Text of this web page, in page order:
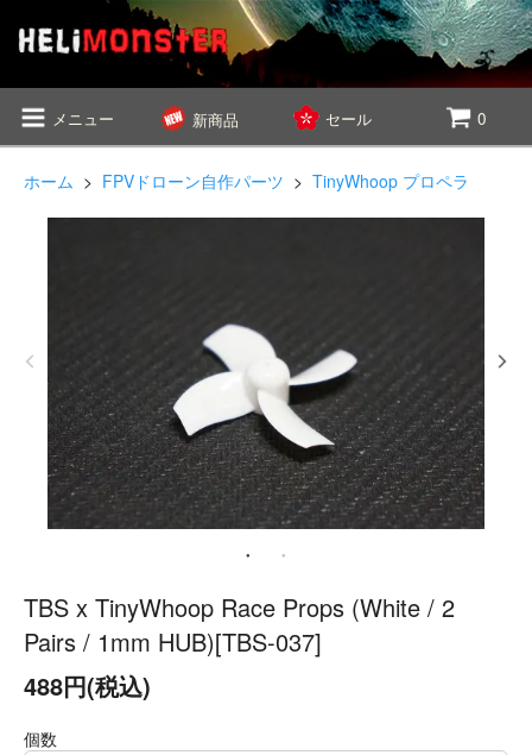
メニュー 新商品 セール 0
ホーム > FPVドローン自作パーツ > TinyWhoop プロペラ
TBS x TinyWhoop Race Props (White / 2
Pairs / 1mm HUB)[TBS-037]
488円(税込)
個数